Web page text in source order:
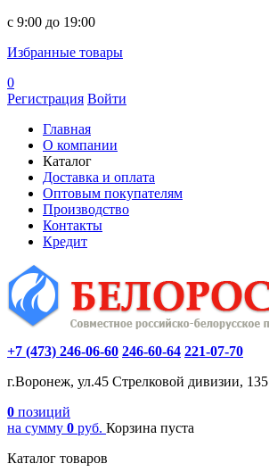
c 9:00 до 19:00
Избранные товары
0
Регистрация Войти
Главная
О компании
Каталог
Доставка и оплата
Оптовым покупателям
Производство
Контакты
Кредит
+7 (473) 246-06-60 246-60-64 221-07-70
г.Воронеж, ул.45 Стрелковой дивизии, 135
0 позиций
на сумму 0 руб. Корзина пуста
Каталог товаров